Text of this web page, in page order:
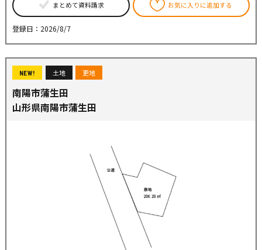
まとめて資料請求 お気に入りに追加する
登録日：2026/8/7
NEW! 土地 更地
南陽市蒲生田
山形県南陽市蒲生田